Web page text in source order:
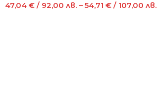
47,04 € / 92,00 лв. – 54,71 € / 107,00 лв.